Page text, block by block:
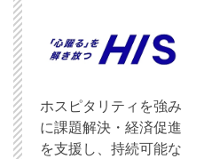
ホスピタリティを強み
に課題解決・経済促進
を支援し、持続可能な